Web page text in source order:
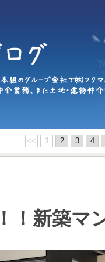
<< 1 2 3 4
！新築マ